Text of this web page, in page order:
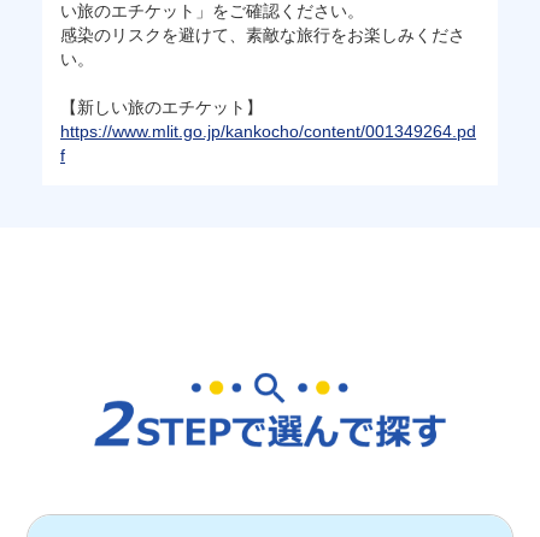
い旅のエチケット」をご確認ください。
感染のリスクを避けて、素敵な旅行をお楽しみくださ
い。
【新しい旅のエチケット】
https://www.mlit.go.jp/kankocho/content/001349264.pd
f